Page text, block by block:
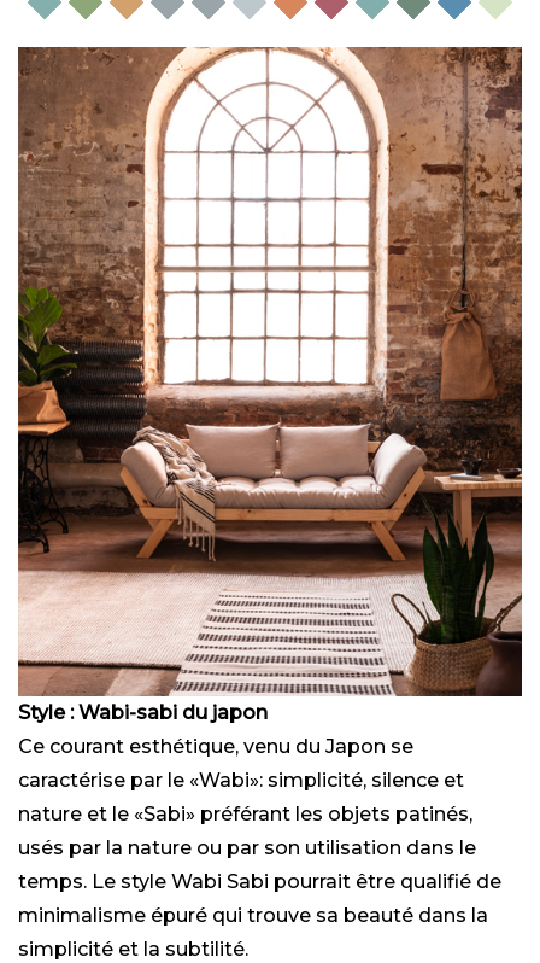
Style : Wabi-sabi du japon
Ce courant esthétique, venu du Japon se
caractérise par le «Wabi»: simplicité, silence et
nature et le «Sabi» préférant les objets patinés,
usés par la nature ou par son utilisation dans le
temps. Le style Wabi Sabi pourrait être qualifié de
minimalisme épuré qui trouve sa beauté dans la
simplicité et la subtilité.